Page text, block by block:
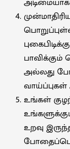
அல்லது
வாய்ப்புகள்
உங்கள்
உறவு